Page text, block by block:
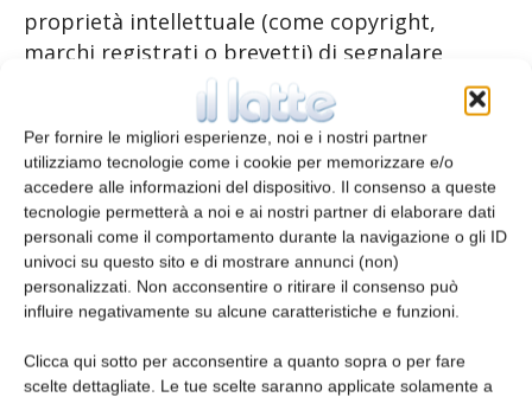
Per fornire le migliori esperienze, noi e i nostri partner
utilizziamo tecnologie come i cookie per memorizzare e/o
accedere alle informazioni del dispositivo. Il consenso a queste
tecnologie permetterà a noi e ai nostri partner di elaborare dati
personali come il comportamento durante la navigazione o gli ID
univoci su questo sito e di mostrare annunci (non)
personalizzati. Non acconsentire o ritirare il consenso può
influire negativamente su alcune caratteristiche e funzioni.
Clicca qui sotto per acconsentire a quanto sopra o per fare
scelte dettagliate. Le tue scelte saranno applicate solamente a
proprietà intellettuale (come copyright,
marchi registrati o brevetti) di segnalare
eventuali violazioni. Per il tramite del
Programma VeRO, il Dipartimento ICQRF ha
inviato a eBay la “notifica di violazione di diritti
di proprietà intellettuale in relazione alle
produzioni DOP e IGP” e il marketplace ha
rimosso l’annuncio. Contestualmente,
l’Ispettorato ha attivato le procedure di
protezione ex officio su tutto il territorio
dell’Unione europea per il blocco della
commercializzazione dei prodotti rilevati.